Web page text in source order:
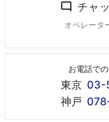
チャ
オペレータ
お電話で
東京 03-
神戸